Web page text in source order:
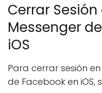
Cerrar
Messenger
iOS
Para cerrar sesión
de Facebook en iOS,